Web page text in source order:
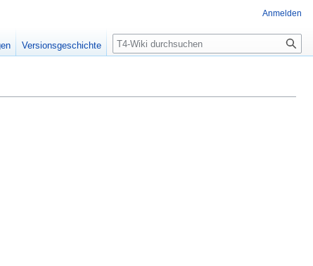
Anmelden
Versionsgeschichte Suche